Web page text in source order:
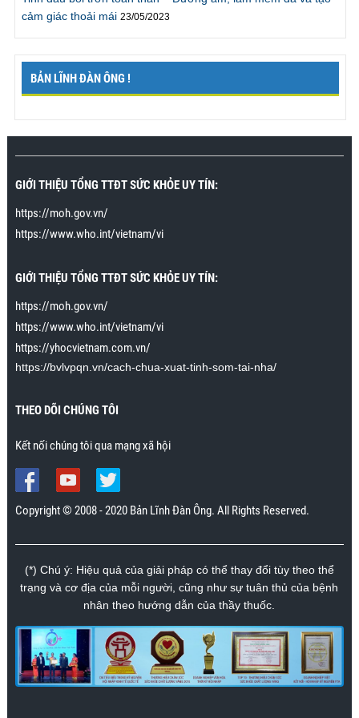
thử nhiều tư thế khác mà không cần phải vội vàng
như trước đây. Thật ra tôi có thể kéo dài hơn nhưng
thể dục nhiều hơn. Rất cảm ơn chương trình.”
xuất tinh sớm. Tới sau khi tham gia chương trình tôi
có thể cải thiện hoàn toàn. Tập theo hướng dẫn, tôi
đã có thể lên đỉnh nhiều lần mà không xuất tinh. Vợ
trong bài cách để cho cô ấy lên đỉnh nhiều lần và kéo
dài khoảnh khắc lên đỉnh 15 phút. Cô ấy không đạt
được tới 15 phút lên đỉnh liên tiếp, nhưng có thể kéo
dài tới khoảng 30 giây. Trước đây cô ấy lên đỉnh chỉ
kéo dài trong vài giây. Cảm ơn chương trình rất
cảm giác thoải mái 23/05/2023
BẢN LĨNH ĐÀN ÔNG !
GIỚI THIỆU TỔNG TTĐT SỨC KHỎE UY TÍN:
https://moh.gov.vn/
https://www.who.int/vietnam/vi
GIỚI THIỆU TỔNG TTĐT SỨC KHỎE UY TÍN:
https://moh.gov.vn/
https://www.who.int/vietnam/vi
https://yhocvietnam.com.vn/
https://bvlvpqn.vn/cach-chua-xuat-tinh-som-tai-nha/
THEO DÕI CHÚNG TÔI
Kết nối chúng tôi qua mạng xã hội
Copyright © 2008 - 2020 Bản Lĩnh Đàn Ông. All Rights Reserved.
(*) Chú ý: Hiệu quả của giải pháp có thể thay đổi tùy theo thể
trạng và cơ địa của mỗi người, cũng như sự tuân thủ của bệnh
nhân theo hướng dẫn của thầy thuốc.